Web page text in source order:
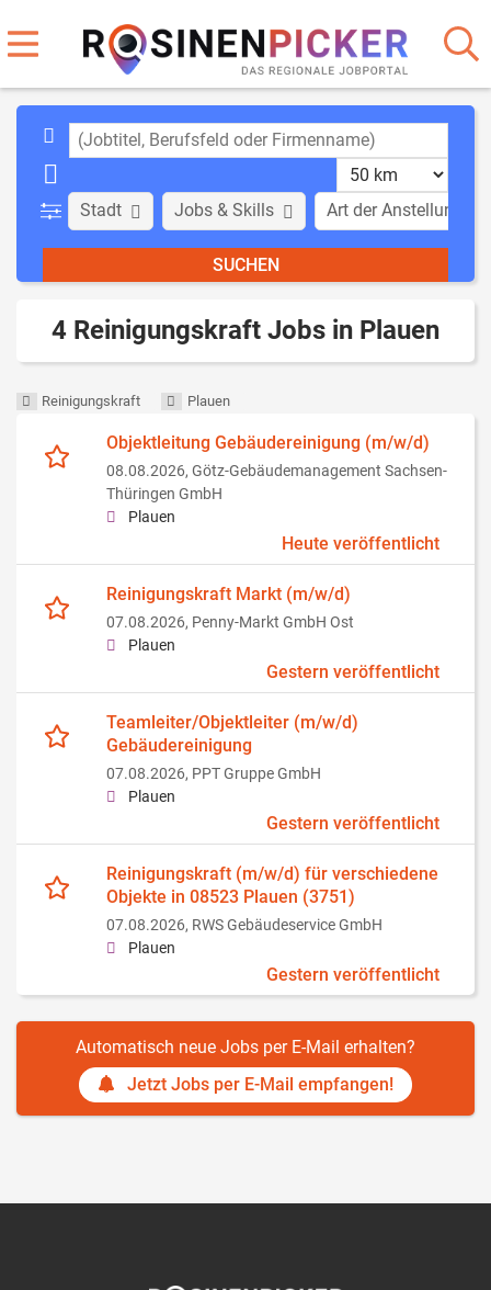
Stadt Art der Anstellung
Jobs & Skills
4 Reinigungskraft Jobs in Plauen
Reinigungskraft Plauen
Objektleitung Gebäudereinigung (m/w/d)
08.08.2026, Götz-Gebäudemanagement Sachsen-
Thüringen GmbH
Plauen
Heute veröffentlicht
Reinigungskraft Markt (m/w/d)
07.08.2026, Penny-Markt GmbH Ost
Plauen
Gestern veröffentlicht
Teamleiter/Objektleiter (m/w/d)
Gebäudereinigung
07.08.2026, PPT Gruppe GmbH
Plauen
Gestern veröffentlicht
Reinigungskraft (m/w/d) für verschiedene
Objekte in 08523 Plauen (3751)
07.08.2026, RWS Gebäudeservice GmbH
Plauen
Gestern veröffentlicht
Automatisch neue Jobs per E-Mail erhalten?
Jetzt Jobs per E-Mail empfangen!